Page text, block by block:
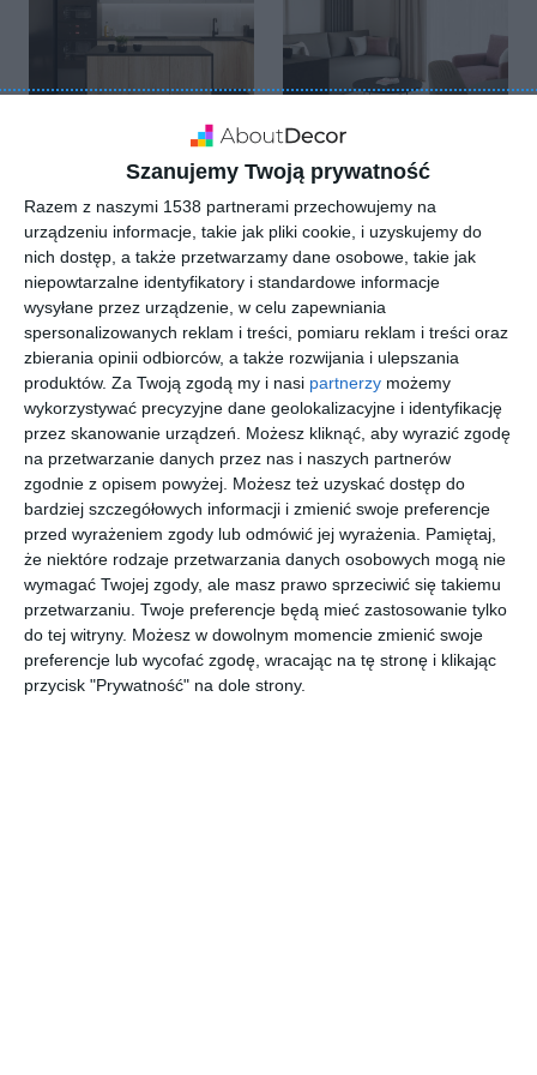
Szanujemy Twoją prywatność
Razem z naszymi 1538 partnerami przechowujemy na
urządzeniu informacje, takie jak pliki cookie, i uzyskujemy do
nich dostęp, a także przetwarzamy dane osobowe, takie jak
niepowtarzalne identyfikatory i standardowe informacje
wysyłane przez urządzenie, w celu zapewniania
spersonalizowanych reklam i treści, pomiaru reklam i treści oraz
zbierania opinii odbiorców, a także rozwijania i ulepszania
produktów. Za Twoją zgodą my i nasi partnerzy możemy
wykorzystywać precyzyjne dane geolokalizacyjne i identyfikację
przez skanowanie urządzeń. Możesz kliknąć, aby wyrazić zgodę
na przetwarzanie danych przez nas i naszych partnerów
zgodnie z opisem powyżej. Możesz też uzyskać dostęp do
bardziej szczegółowych informacji i zmienić swoje preferencje
przed wyrażeniem zgody lub odmówić jej wyrażenia.
Pamiętaj,
że niektóre rodzaje przetwarzania danych osobowych mogą nie
wymagać Twojej zgody, ale masz prawo sprzeciwić się takiemu
przetwarzaniu. Twoje preferencje będą mieć zastosowanie tylko
do tej witryny. Możesz w dowolnym momencie zmienić swoje
preferencje lub wycofać zgodę, wracając na tę stronę i klikając
przycisk "Prywatność" na dole strony.
Dodaj do ulubionych
4
2
Dodaj do ulubionych
1